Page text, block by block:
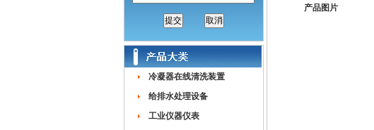
冷凝器在线清洗装置
给排水处理设备
工业仪器仪表
产品图片